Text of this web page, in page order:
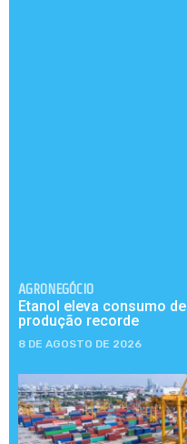
AGRONEGÓCIO
Etanol eleva consumo
produção recorde
8 DE AGOSTO DE 2026